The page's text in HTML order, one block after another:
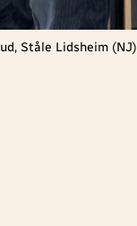
Ståle Lidsheim (NJ)